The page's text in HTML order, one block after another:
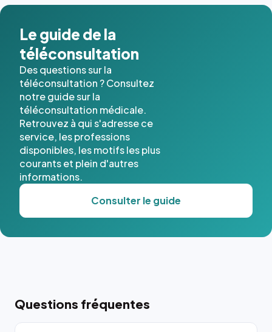
cas. #}
Le guide de la
téléconsultation
Des questions sur la
téléconsultation ? Consultez
notre guide sur la
téléconsultation médicale.
Retrouvez à qui s'adresse ce
service, les professions
disponibles, les motifs les plus
courants et plein d'autres
informations.
Consulter le guide
Questions fréquentes